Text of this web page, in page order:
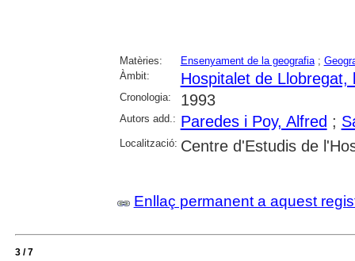
Matèries: Ensenyament de la geografia;
Àmbit:
Hospitalet de Llobregat,
Cronologia: 1993
Autors add.: Paredes i Poy, Alfred ;
Localització: Centre d'Estudis de
Enllaç permanent a aquest
3 / 7